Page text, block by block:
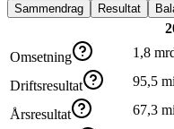
Sammendrag Resultat
Omsetning
1,8
Driftsresultat 95,5
Årsresultat 67,3